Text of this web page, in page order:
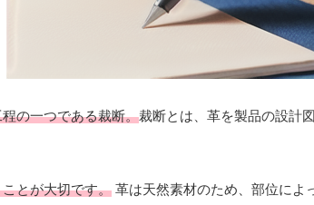
の一つである裁断。裁断とは、革を製品の設計
とが大切です。 革は天然素材のため、部位によ